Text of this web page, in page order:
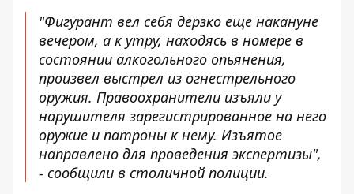
"Фигурант вел себя дерзко еще накануне
вечером, а к утру, находясь в номере в
состоянии алкогольного опьянения,
произвел выстрел из огнестрельного
оружия. Правоохранители изъяли у
нарушителя зарегистрированное на него
оружие и патроны к нему. Изъятое
направлено для проведения экспертизы",
- сообщили в столичной полиции.